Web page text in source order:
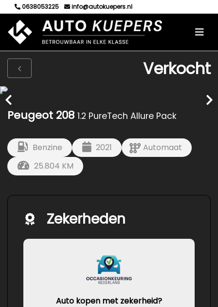
0638053225 info@autokuepers.nl
Verkocht
Peugeot 208 1.2 PureTech Allure Pack
Benzine 2021
Automaat
25.804 KM
Zekerheden
Auto kopen met zekerheid?